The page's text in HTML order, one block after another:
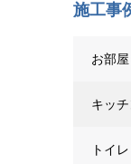
施工事
お部
キッ
トイ